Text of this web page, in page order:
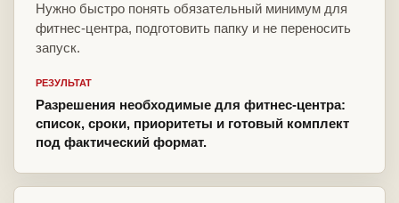
Нужно быстро понять обязательный минимум для
фитнес-центра, подготовить папку и не переносить
запуск.
РЕЗУЛЬТАТ
Разрешения необходимые для фитнес-центра:
список, сроки, приоритеты и готовый комплект
под фактический формат.